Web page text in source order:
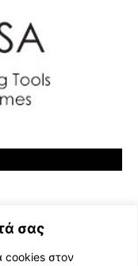
σας
cookies στον